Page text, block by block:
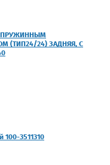
ПРУЖИННЫМ
(ТИП24/24) ЗАДНЯЯ, С
100-3511310